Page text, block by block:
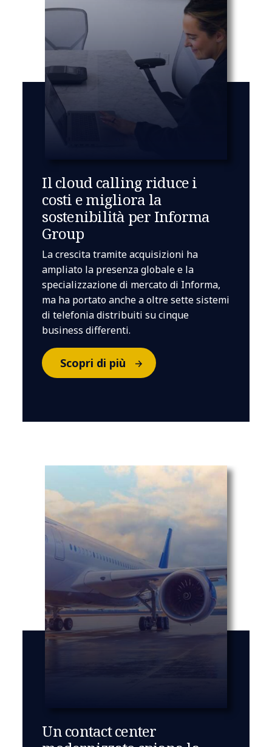
Il cloud calling riduce i
costi e migliora la
sostenibilità per Informa
Group
La crescita tramite acquisizioni ha
ampliato la presenza globale e la
specializzazione di mercato di Informa,
ma ha portato anche a oltre sette sistemi
di telefonia distribuiti su cinque
business differenti.
Scopri di più
Un contact center